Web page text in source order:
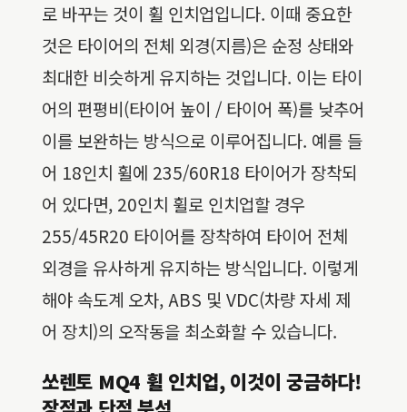
로 바꾸는 것이 휠 인치업입니다. 이때 중요한
것은 타이어의 전체 외경(지름)은 순정 상태와
최대한 비슷하게 유지하는 것입니다. 이는 타이
어의 편평비(타이어 높이 / 타이어 폭)를 낮추어
이를 보완하는 방식으로 이루어집니다. 예를 들
어 18인치 휠에 235/60R18 타이어가 장착되
어 있다면, 20인치 휠로 인치업할 경우
255/45R20 타이어를 장착하여 타이어 전체
외경을 유사하게 유지하는 방식입니다. 이렇게
해야 속도계 오차, ABS 및 VDC(차량 자세 제
어 장치)의 오작동을 최소화할 수 있습니다.
쏘렌토 MQ4 휠 인치업, 이것이 궁금하다!